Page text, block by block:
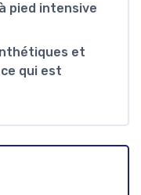
pied intensive
et
qui est